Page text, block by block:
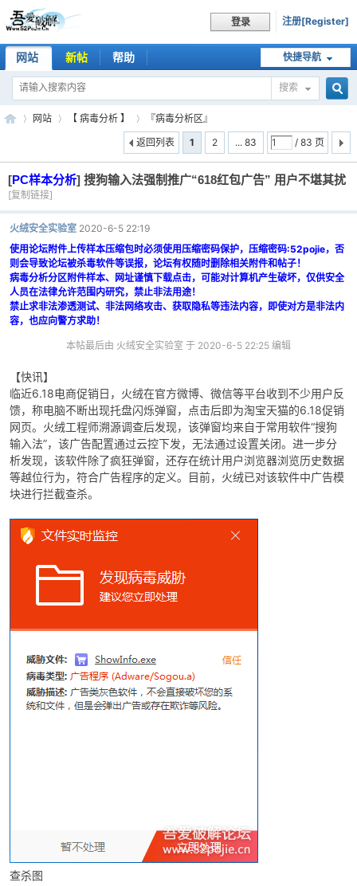
登录 注册[Register]
快捷导航
网站 新帖 帮助
搜索
索
吾 »
网站
›
【 病毒分析 】
›
『病毒分析区』
1
2 ... 83 / 83 页
返回列表
[PC样本分析] 搜狗输入法强制推广“618红包广告” 用户不堪其扰
[复制链接]
火绒安全实验室 2020-6-5 22:19
使用论坛附件上传样本压缩包时必须使用压缩密码保护，压缩密码:52pojie，否
则会导致论坛被杀毒软件等误报，论坛有权随时删除相关附件和帖子！
病毒分析分区附件样本、网址谨慎下载点击，可能对计算机产生破坏，仅供安全
人员在法律允许范围内研究，禁止非法用途！
禁止求非法渗透测试、非法网络攻击、获取隐私等违法内容，即使对方是非法内
容，也应向警方求助！
本帖最后由 火绒安全实验室 于 2020-6-5 22:25 编辑
【快讯】
临近6.18电商促销日，火绒在官方微博、微信等平台收到不少用户反
馈，称电脑不断出现托盘闪烁弹窗，点击后即为淘宝天猫的6.18促销
网页。火绒工程师溯源调查后发现，该弹窗均来自于常用软件“搜狗
输入法”，该广告配置通过云控下发，无法通过设置关闭。进一步分
析发现，该软件除了疯狂弹窗，还存在统计用户浏览器浏览历史数据
等越位行为，符合广告程序的定义。目前，火绒已对该软件中广告模
块进行拦截查杀。
查杀图